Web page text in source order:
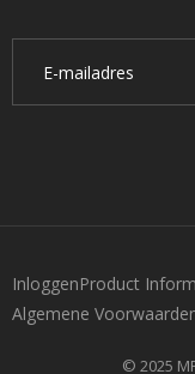
InloggenProduct
Algemene
© 2025